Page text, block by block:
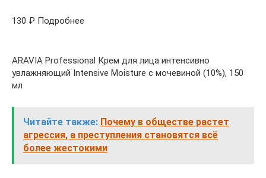
130 ₽ Подробнее
ARAVIA Professional Крем для лица интенсивно
увлажняющий Intensive Moisture с мочевиной (10%), 150
мл
Читайте также: Почему в обществе растет
агрессия, а преступления становятся всё
более жестокими